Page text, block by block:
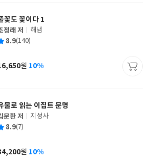
꽃도 꽃이다 1
정래 저
해냄
8.9(140)
원 10%
물로 읽는 이집트 문명
문환 저
지성사
8.9(7)
원 10%